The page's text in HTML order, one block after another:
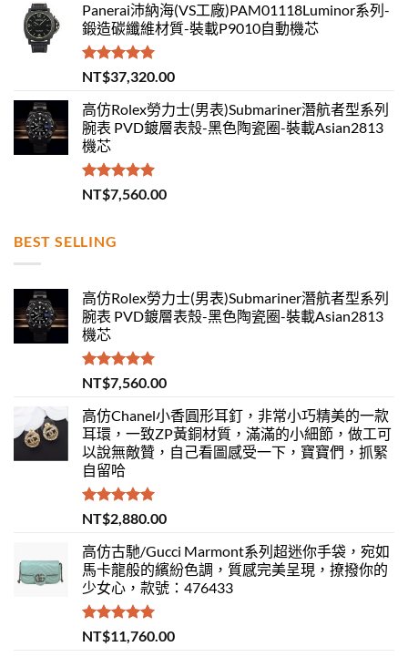
Panerai沛納海(VS工廠)PAM01118Luminor系列-
鍛造碳纖維材質-裝載P9010自動機芯
評分5.00
滿分 5
NT$37,320.00
高仿Rolex勞力士(男表)Submariner潛航者型系列
腕表 PVD鍍層表殼-黑色陶瓷圈-裝載Asian2813
機芯
評分 5.00
滿分 5
NT$7,560.00
BEST SELLING
高仿Rolex勞力士(男表)Submariner潛航者型系列
腕表 PVD鍍層表殼-黑色陶瓷圈-裝載Asian2813
機芯
評分 5.00
滿分 5
NT$7,560.00
高仿Chanel小香圓形耳釘，非常小巧精美的一款
耳環，一致ZP黃銅材質，滿滿的小細節，做工可
以說無敵贊，自己看圖感受一下，寶寶們，抓緊
自留哈
評分 5.00
滿分 5
NT$2,880.00
高仿古馳/Gucci Marmont系列超迷你手袋，宛如
馬卡龍般的繽紛色調，質感完美呈現，撩撥你的
少女心，款號：476433
評分5.00
滿分 5
NT$11,760.00